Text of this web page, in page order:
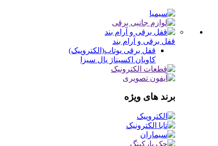
قفل برقی و آرام بند
قفل برقی یوتاب(الکتروپیک)
کاویان اکسیناژ یال سیزا
برند های ویژه